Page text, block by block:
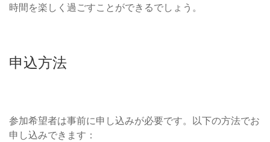
時間を楽しく過ごすことができるでしょう。
申込方法
参加希望者は事前に申し込みが必要です。以下の方法でお
申し込みできます：